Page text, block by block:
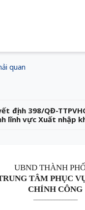
quan
định 398/QĐ-
lĩnh vực Xuất nhập
UBND THÀNH
TÂM PHỤC
CHÍNH CÔNG